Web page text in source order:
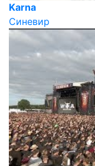
Karna
Синевир